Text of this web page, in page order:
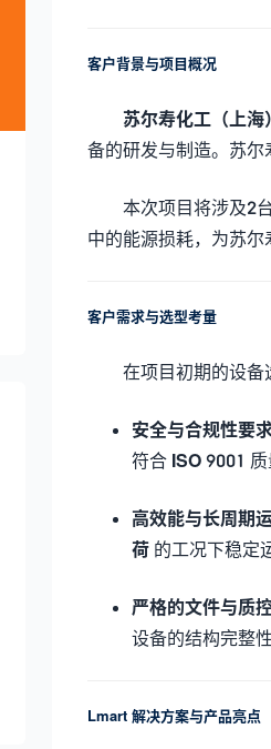
客户背景与项目概况
苏尔寿化工（上海
备的研发与制造。苏
本次项目将涉及2
中的能源损耗，为苏尔
客户需求与选型考量
在项目初期的设备
安全与合规性要
符合 ISO 9001
高效能与长周期
荷的工况下稳定
严格的文件与质
设备的结构完整
Lmart 解决方案与产品亮点